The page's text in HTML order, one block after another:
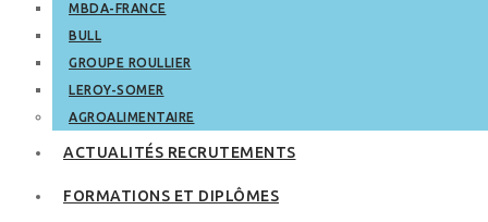
MBDA-FRANCE
BULL
GROUPE ROULLIER
LEROY-SOMER
AGROALIMENTAIRE
ACTUALITÉS RECRUTEMENTS
FORMATIONS ET DIPLÔMES